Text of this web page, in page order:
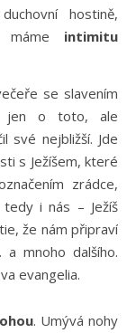
hostině,
máme intimitu
se slavením
jen o toto, ale
své nejbližší. Jde
s Ježíšem, které
zrádce,
i nás – Ježíš
že nám připraví
mnoho dalšího.
evangelia.
. Umývá nohy